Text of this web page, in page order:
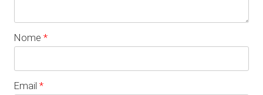
Nome *
Email *